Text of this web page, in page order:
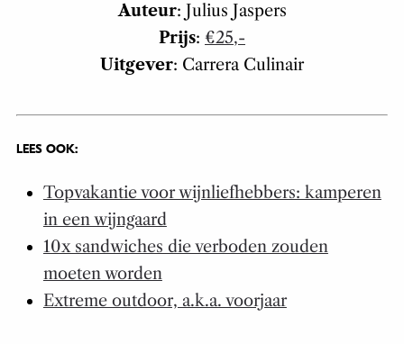
Auteur: Julius Jaspers
Prijs: €25,-
Uitgever: Carrera Culinair
LEES OOK:
Topvakantie voor wijnliefhebbers: kamperen
in een wijngaard
10x sandwiches die verboden zouden
moeten worden
Extreme outdoor, a.k.a. voorjaar